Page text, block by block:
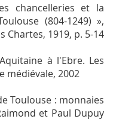
chancelleries et la
(804-1249) »,
Chartes, 1919, p. 5-14
à l'Ebre. Les
médiévale, 2002
Toulouse : monnaies
et Paul Dupuy